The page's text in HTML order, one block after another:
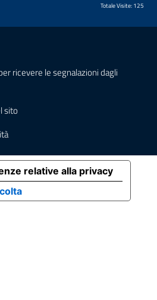
Totale Visite: 125
ricevere le segnalazioni dagli
sito
relative alla privacy